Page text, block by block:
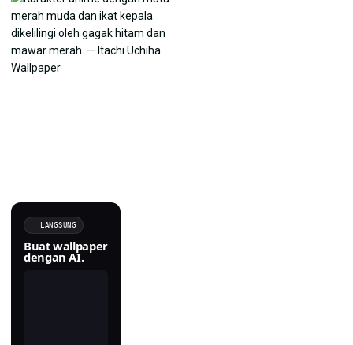
LANGSUNG
Buat wallpaper
dengan AI.